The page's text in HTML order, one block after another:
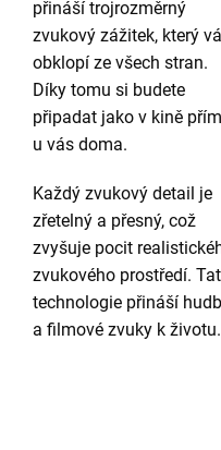
přináší trojrozměrný
zvukový zážitek, který
obklopí ze všech stran.
Díky tomu si budete
připadat jako v kině
u vás doma.
Každý zvukový detail je
zřetelný a přesný, což
zvyšuje pocit
zvukového prostředí.
technologie přináší
a filmové zvuky k životu.